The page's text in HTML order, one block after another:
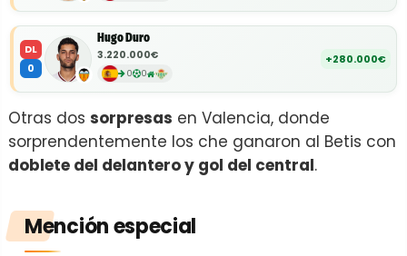
DL
0
Hugo Duro
3.220.000€
0 0
+280.000€
Otras dos sorpresas en Valencia, donde
sorprendentemente los che ganaron al Betis con
doblete del delantero y gol del central.
Mención especial